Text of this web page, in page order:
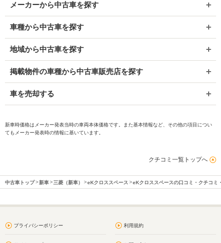
メーカーから中古車を探す
車種から中古車を探す
地域から中古車を探す
掲載物件の車種から中古車販売店を探す
車を売却する
新車時価格はメーカー発表当時の車両本体価格です。また基本情報など、その他の項目につい
てもメーカー発表時の情報に基いています。
クチコミ一覧トップへ
中古車トップ 新車 三菱（新車） eKクロススペース eKクロススペースの口コミ・クチコミ
プライバシーポリシー 利用規約